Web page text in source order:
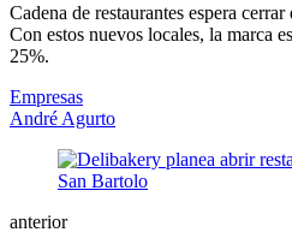
Cadena de restaurantes espera
Con estos nuevos locales, la marca
25%.
Empresas
André Agurto
anterior